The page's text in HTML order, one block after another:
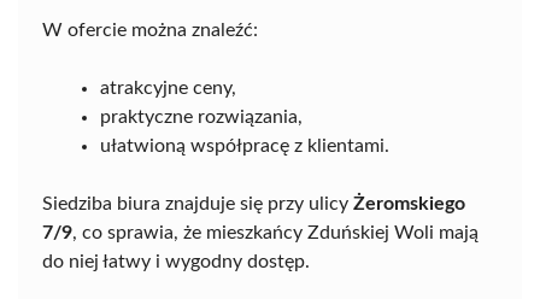
W ofercie można znaleźć:
atrakcyjne ceny,
praktyczne rozwiązania,
ułatwioną współpracę z klientami.
Siedziba biura znajduje się przy ulicy Żeromskiego
7/9, co sprawia, że mieszkańcy Zduńskiej Woli mają
do niej łatwy i wygodny dostęp.